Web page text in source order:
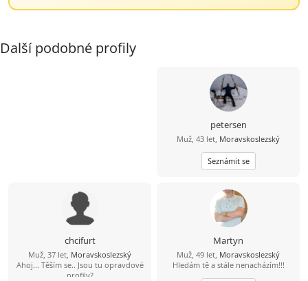
Další podobné profily
petersen
Muž, 43 let, Moravskoslezský
Seznámit se
chcifurt
Muž, 37 let, Moravskoslezský
Ahoj... Těším se.. Jsou tu opravdové
profily?
Martyn
Muž, 49 let, Moravskoslezský
Hledám tě a stále nenacházím!!!